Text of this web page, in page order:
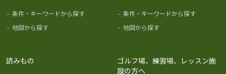
- 条件・キーワードから探す
- 地図から探す
- 条件・キーワードから探す
- 地図から探す
読みもの
ゴルフ場、練習場、レッスン施
設の方へ